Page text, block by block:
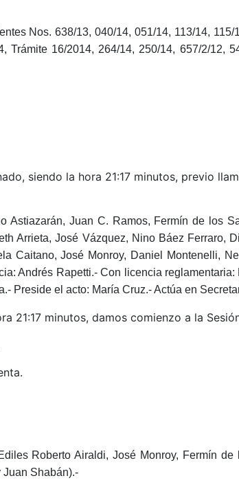
Nos. 638/13, 040/14, 051/14, 113/14,
Trámite 16/2014, 264/14, 250/14, 657/2/12,
siendo la hora 21:17 minutos, previo
Astiazarán, Juan C. Ramos, Fermín de los
Arrieta, José Vázquez, Nino Báez
Caitano, José Monroy, Daniel Montenelli,
Andrés Rapetti.-Con licencia reglamentaria:
.- Preside el acto: María Cruz.-Actúa en
21:17 minutos, damos comienzo a la
Roberto Airaldi, José Monroy, Fermín
Shabán).-